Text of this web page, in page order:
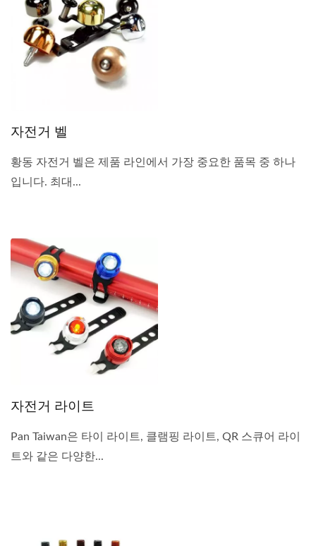
자전거 벨
황동 자전거 벨은 제품 라인에서 가장 중요한 품목 중 하나
입니다. 최대...
자전거 라이트
Pan Taiwan은 타이 라이트, 클램핑 라이트, QR 스큐어 라이
트와 같은 다양한...